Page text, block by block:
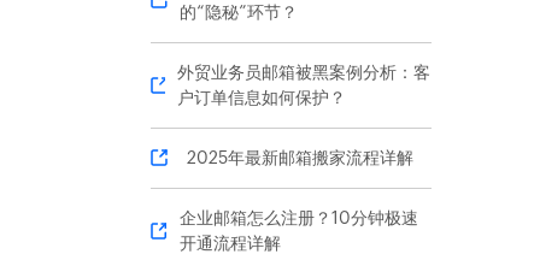
的“隐秘”环节？
外贸业务员邮箱被黑案例分析：客
户订单信息如何保护？
2025年最新邮箱搬家流程详解
企业邮箱怎么注册？10分钟极速
开通流程详解